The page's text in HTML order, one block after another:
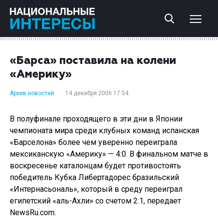
«Барса» поставила на колени
«Америку»
Архив новостей 14 декабря 2006 17:54
В полуфинале проходящего в эти дни в Японии
чемпионата мира среди клубных команд испанская
«Барселона» более чем уверенно переиграла
мексиканскую «Америку» — 4:0. В финальном матче в
воскресенье каталонцам будет противостоять
победитель Кубка Либертадорес бразильский
«Интернасьональ», который в среду переиграл
египетский «аль-Ахли» со счетом 2:1, передает
NewsRu.com.